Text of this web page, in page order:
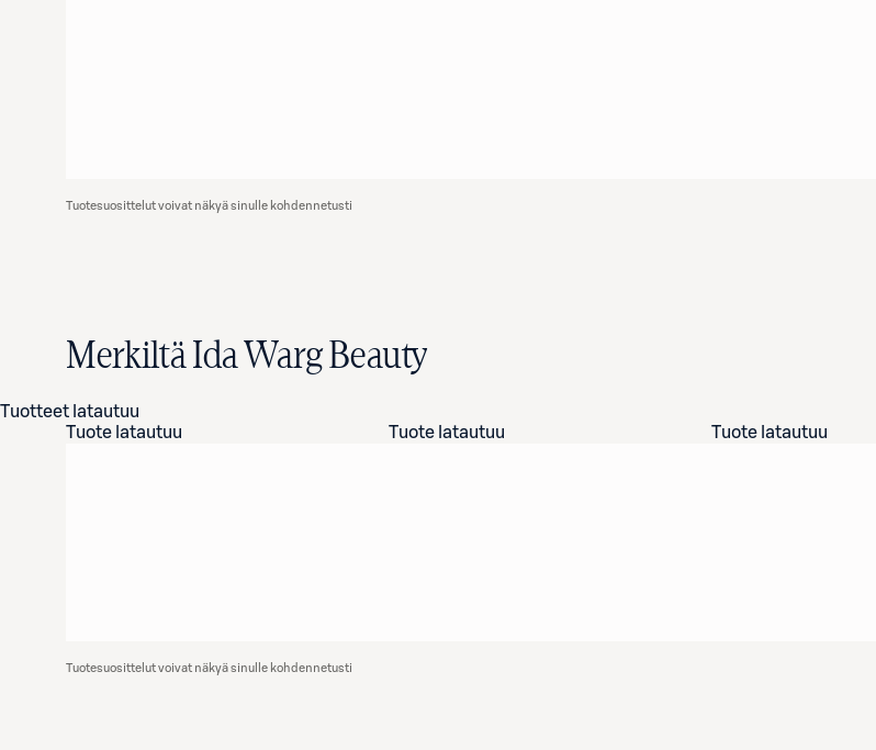
Tuotesuosittelut voivat näkyä sinulle kohdennetusti
Merkiltä Ida Warg Beauty
Tuotteet latautuu
Tuote latautuu
Tuote latautuu Tuote latautuu
Tuotesuosittelut voivat näkyä sinulle kohdennetusti